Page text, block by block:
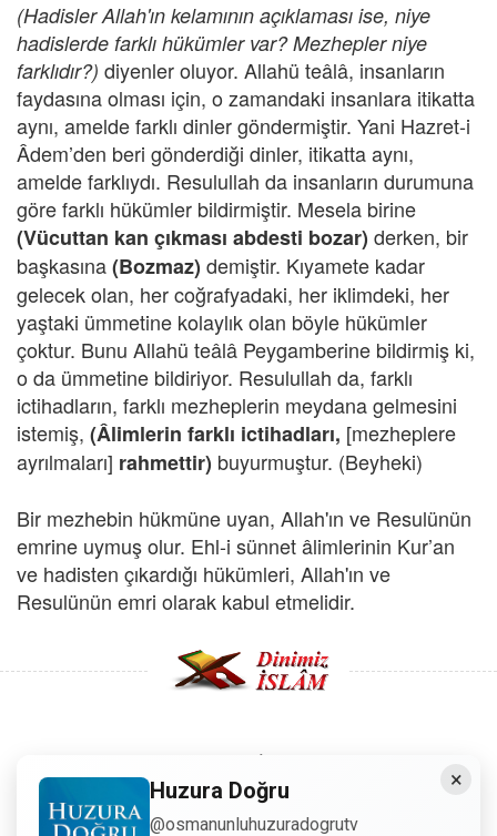
(Hadisler Allah'ın kelamının açıklaması ise, niye
hadislerde farklı hükümler var? Mezhepler niye
farklıdır?) diyenler oluyor. Allahü teâlâ, insanların
faydasına olması için, o zamandaki insanlara itikatta
aynı, amelde farklı dinler göndermiştir. Yani Hazret-i
Âdem’den beri gönderdiği dinler, itikatta aynı,
amelde farklıydı. Resulullah da insanların durumuna
göre farklı hükümler bildirmiştir. Mesela birine
(Vücuttan kan çıkması abdesti bozar) derken, bir
başkasına(Bozmaz) demiştir. Kıyamete kadar
gelecek olan, her coğrafyadaki, her iklimdeki, her
yaştaki ümmetine kolaylık olan böyle hükümler
çoktur. Bunu Allahü teâlâ Peygamberine bildirmiş ki,
o da ümmetine bildiriyor. Resulullah da, farklı
ictihadların, farklı mezheplerin meydana gelmesini
istemiş, (Âlimlerin farklı ictihadları, [mezheplere
ayrılmaları] rahmettir) buyurmuştur. (Beyheki)
Bir mezhebin hükmüne uyan, Allah'ın ve Resulünün
emrine uymuş olur. Ehl-i sünnet âlimlerinin Kur’an
ve hadisten çıkardığı hükümleri, Allah'ın ve
Resulünün emri olarak kabul etmelidir.
Copyright © 2008 - Dinimiz İslam. Her Hakkı Saklıdır.
Sitemizdeki bilgiler, bütün insanların istifadesi için
×
Huzura Doğru
@osmanunluhuzuradogrutv